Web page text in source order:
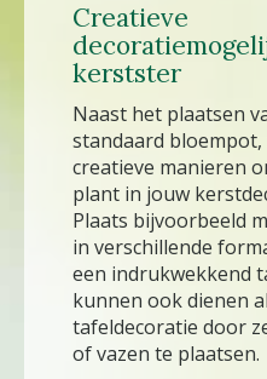
Creatieve
kerstster
Naast het plaatsen
standaard
creatieve manieren
plant in jouw
Plaats bijvoorbeeld
in verschillende
een indrukwekkend
kunnen ook dienen
tafeldecoratie door
of vazen te plaatsen.